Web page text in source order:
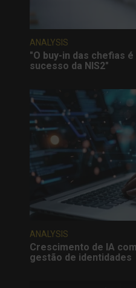
ANALYSIS
"O buy-in das chefias
sucesso da NIS2"
ANALYSIS
Crescimento de IA
gestão de identidades